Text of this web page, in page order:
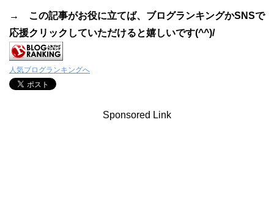
→ この記事がお役に立てば、ブログランキングかSNSで
応援クリックしていただけると嬉しいです(^^)/
人気ブログランキングへ
Sponsored Link